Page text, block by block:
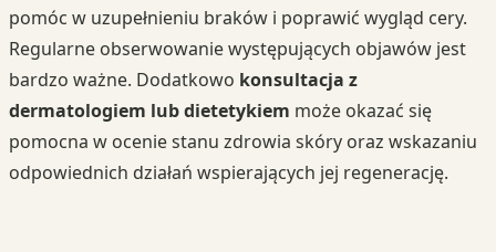
pomóc w uzupełnieniu braków i poprawić wygląd cery.
Regularne obserwowanie występujących objawów jest
bardzo ważne. Dodatkowo konsultacja z
dermatologiem lub dietetykiem może okazać się
pomocna w ocenie stanu zdrowia skóry oraz wskazaniu
odpowiednich działań wspierających jej regenerację.